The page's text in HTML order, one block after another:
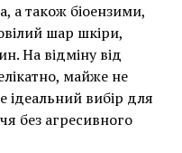
а також біоензими,
шар шкіри,
На відміну від
майже не
вибір для
без агресивного